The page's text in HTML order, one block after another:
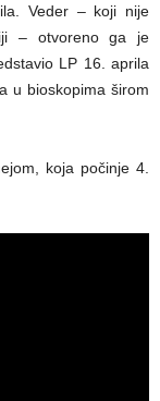
Veder – koji nije
– otvoreno ga je
LP 16. aprila
u bioskopima širom
koja počinje 4.